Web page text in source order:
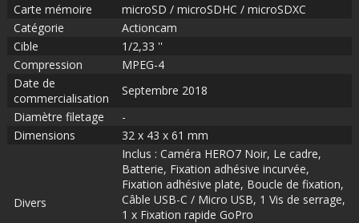
Carte mémoire
microSD / microSDHC / microSDXC
Catégorie
Actioncam
Cible
1/2,33 ''
Compression
MPEG-4
Date de
commercialisation
Septembre 2018
Diamètre filetage
-
Dimensions
32 x 43 x 61 mm
Divers
Inclus : Caméra HERO7 Noir, Le cadre,
Batterie, Fixation adhésive incurvée,
Fixation adhésive plate, Boucle de fixation,
Câble USB-C / Micro USB, 1 Vis de serrage,
1 x Fixation rapide GoPro